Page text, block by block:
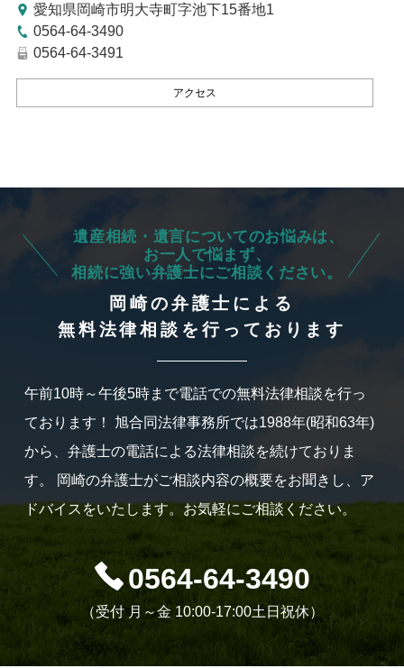
愛知県岡崎市明大寺町字池下15番地1
0564-64-3490
0564-64-3491
アクセス
遺産相続・遺言についてのお悩みは、
お一人で悩まず、
相続に強い弁護士にご相談ください。
岡崎の弁護士による
無料法律相談を行っております
午前10時～午後5時まで電話での無料法律相談を行っ
ております！
旭合同法律事務所では1988年(昭和63年)
から、弁護士の電話による法律相談を続けておりま
す。
岡崎の弁護士がご相談内容の概要をお聞きし、ア
ドバイスをいたします。お気軽にご相談ください。
0564-64-3490
（受付 月～金 10:00-17:00土日祝休）